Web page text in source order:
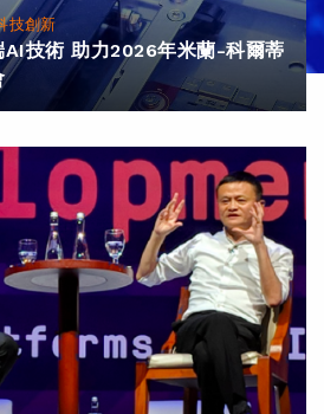
技創新
AI技術 助力2026年米蘭-科爾蒂